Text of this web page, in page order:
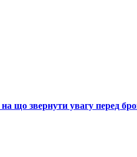
що звернути увагу перед